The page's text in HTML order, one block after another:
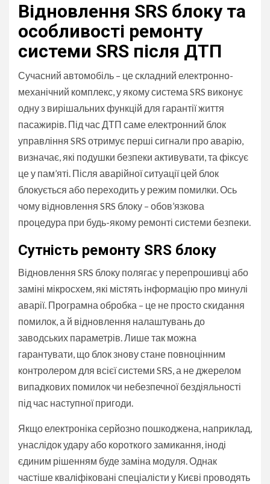
Відновлення SRS блоку та
особливості ремонту
системи SRS після ДТП
Сучасний автомобіль – це складний електронно-
механічний комплекс, у якому система SRS виконує
одну з вирішальних функцій для гарантії життя
пасажирів. Під час ДТП саме електронний блок
управління SRS отримує перші сигнали про аварію,
визначає, які подушки безпеки активувати, та фіксує
це у пам’яті. Після аварійної ситуації цей блок
блокується або переходить у режим помилки. Ось
чому відновлення SRS блоку – обов’язкова
процедура при будь-якому ремонті системи безпеки.
Сутність ремонту SRS блоку
Відновлення SRS блоку полягає у перепрошивці або
заміні мікросхем, які містять інформацію про минулі
аварії. Програмна обробка – це не просто скидання
помилок, а й відновлення налаштувань до
заводських параметрів. Лише так можна
гарантувати, що блок знову стане повноцінним
контролером для всієї системи SRS, а не джерелом
випадкових помилок чи небезпечної бездіяльності
під час наступної пригоди.
Якщо електроніка серйозно пошкоджена, наприклад,
унаслідок удару або короткого замикання, іноді
єдиним рішенням буде заміна модуля. Однак
частіше кваліфіковані спеціалісти у Києві проводять